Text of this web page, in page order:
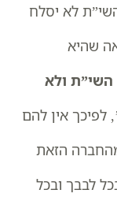
לא יסלח
שהיא
ולא
לפיכך אין להם
הזאת
לבבך ובכל